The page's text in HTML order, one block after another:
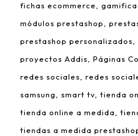
fichas ecommerce
módulos prestashop
prestashop personalizados
proyectos Addis
Páginas
redes sociales
redes
samsung
smart tv tienda
tienda online a medida
tiendas a medida